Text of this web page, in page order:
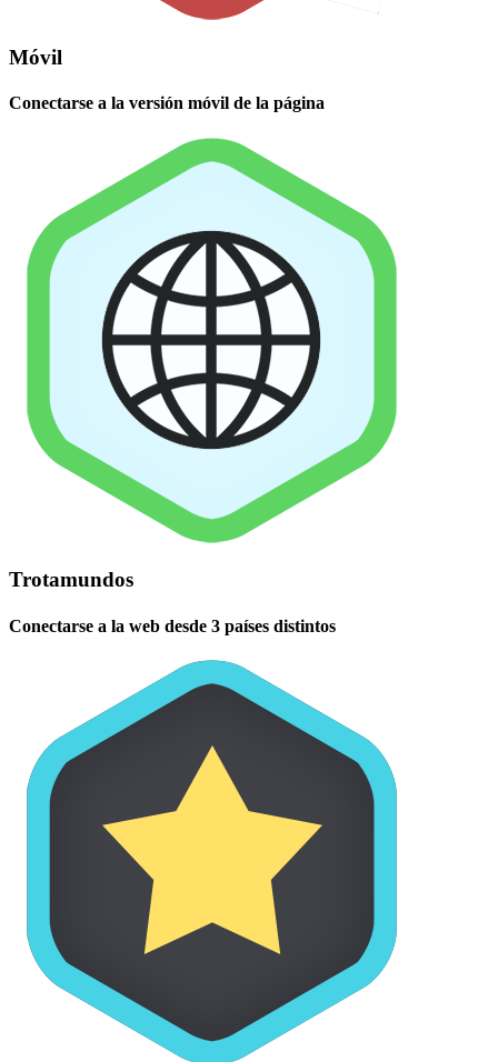
Móvil
Conectarse a la versión móvil de la página
Trotamundos
Conectarse a la web desde 3 países distintos